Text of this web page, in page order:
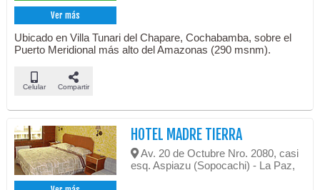
Ver más
Ubicado en Villa Tunari del Chapare, Cochabamba, sobre el
Puerto Meridional más alto del Amazonas (290 msnm).
Celular Compartir
HOTEL MADRE TIERRA
Av. 20 de Octubre Nro. 2080, casi
esq. Aspiazu (Sopocachi) - La Paz,